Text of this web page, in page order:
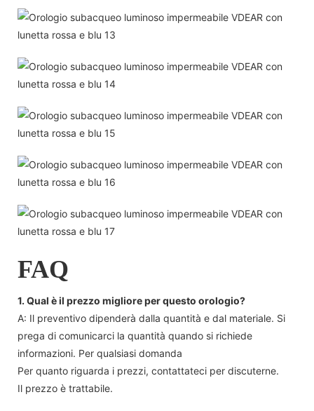
FAQ
1. Qual è il prezzo migliore per questo orologio?
A: Il preventivo dipenderà dalla quantità e dal materiale. Si
prega di comunicarci la quantità quando si richiede
informazioni. Per qualsiasi domanda
Per quanto riguarda i prezzi, contattateci per discuterne.
Il prezzo è trattabile.